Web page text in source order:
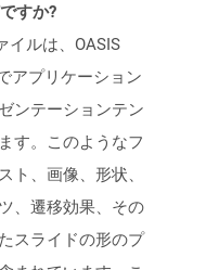
すか?
イルは、OASIS
アプリケーション
ンテーションテン
す。このようなフ
ト、画像、形状、
、遷移効果、その
スライドの形のプ